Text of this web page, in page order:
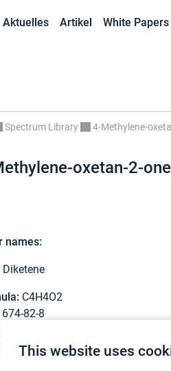
This website uses
Aktuelles Artikel White Papers
Spectrum Library 4-Methylene-
oxetan-2-one
names:
Diketene
C4H4O2
674-82-8
point:127 °C
point: